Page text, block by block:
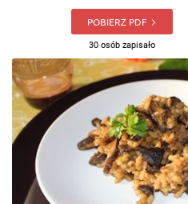
POBIERZ PDF
30 osób zapisało